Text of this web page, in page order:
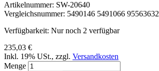
Artikelnummer: SW-20640
Vergleichsnummer: 5490146 5491066 95563632
Verfügbarkeit: Nur noch 2 verfügbar
235,03 €
Inkl. 19% USt., zzgl. Versandkosten
Menge